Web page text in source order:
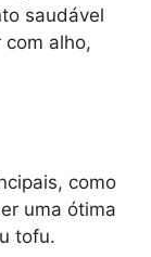
saudável
com alho,
como
uma ótima
tofu.